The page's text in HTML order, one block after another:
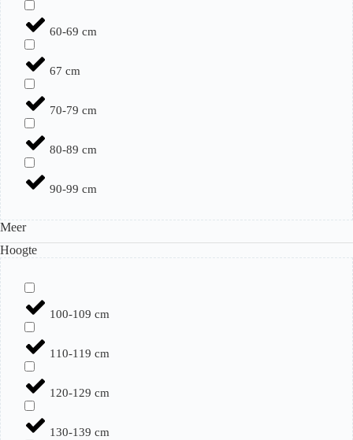
60-69 cm
67 cm
70-79 cm
80-89 cm
90-99 cm
Meer
Hoogte
100-109 cm
110-119 cm
120-129 cm
130-139 cm